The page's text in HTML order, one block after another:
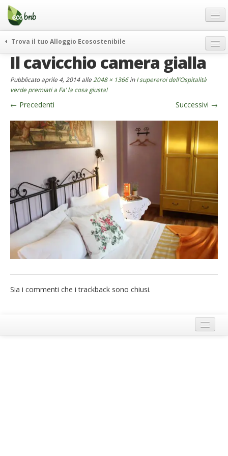
Menu
Salta
contenuto
Offerte Speciali
Regali
FAQ
Chi Siamo
Partner
Contatti
German
English
Spanish
French
Trova il tuo Alloggio Ecosostenibile
weekend green
curiosità
vivere e viaggiare verde
news ed eventi
ecohotel
rassegna stampa
Il cavicchio camera gialla
Pubblicatoaprile 4, 2014alle 2048 × 1366inI supereroi dell’Ospitalità
verde premiati a Fa’ la cosa giusta!
← Precedenti Successivi →
Sia i commenti che i trackback sono chiusi.